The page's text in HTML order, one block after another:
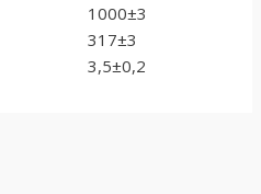
1000±3
317±3
3,5±0,2